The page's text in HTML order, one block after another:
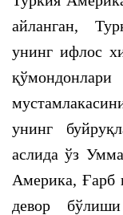
айланган,
унинг ифлос
унинг
аслида ўз
Америка, Ғарб
девор